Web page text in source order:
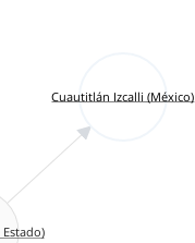
Cuautitlán Izcalli (México)